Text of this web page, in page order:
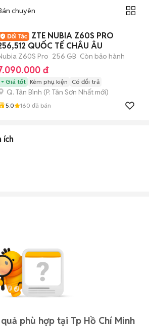
chuyên
ZTE NUBIA Z60S PRO
QUỐC TẾ CHÂU ÂU
Z60S Pro 256 GB Còn bảo hành
đ
Giá tốt Kèm phụ kiện Có đổi trả
Q. Tân Bình (P. Tân Sơn Nhất mới)
5.0 160 đã bán
ích
phù hợp tại Tp Hồ Chí Minh